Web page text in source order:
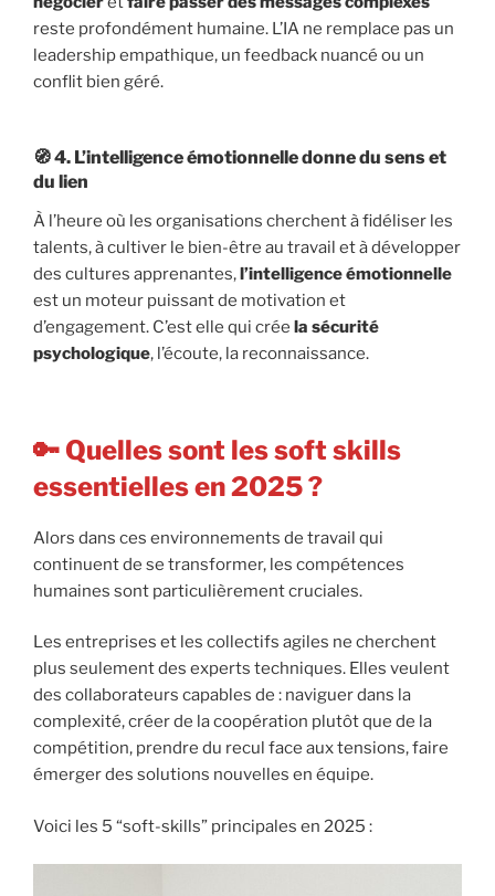
reste profondément humaine. L’IA ne remplace pas un
leadership empathique, un feedback nuancé ou un
conflit bien géré.
🧭 4. L’intelligence émotionnelle donne du sens et
du lien
À l’heure où les organisations cherchent à fidéliser les
talents, à cultiver le bien-être au travail et à développer
des cultures apprenantes,l’intelligence émotionnelle
est un moteur puissant de motivation et
d’engagement. C’est elle qui crée la sécurité
psychologique, l’écoute, la reconnaissance.
🔑 Quelles sont les soft skills
essentielles en 2025 ?
Alors dans ces environnements de travail qui
continuent de se transformer, les compétences
humaines sont particulièrement cruciales.
Les entreprises et les collectifs agiles ne cherchent
plus seulement des experts techniques. Elles veulent
des collaborateurs capables de : naviguer dans la
complexité, créer de la coopération plutôt que de la
compétition, prendre du recul face aux tensions, faire
émerger des solutions nouvelles en équipe.
Voici les 5 “soft-skills” principales en 2025 :